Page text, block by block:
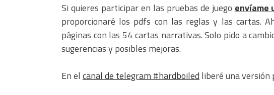
Si quieres participar en las pruebas de juego envíame
proporcionaré los pdfs con las reglas y las cartas.
páginas con las 54 cartas narrativas. Solo pido a
sugerencias y posibles mejoras.
En el canal de telegram #hardboiled liberé una versión